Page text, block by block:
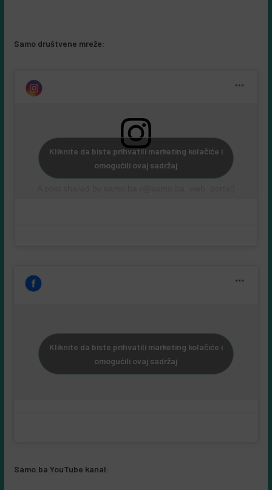
Samo društvene mreže: